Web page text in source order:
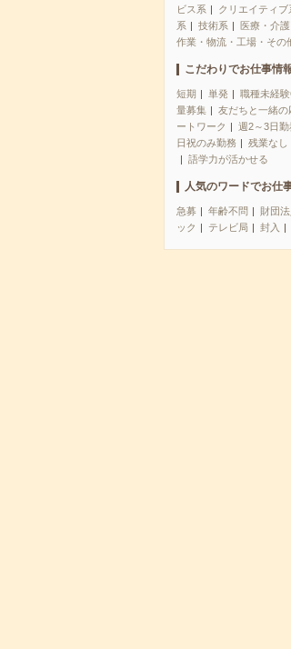
ビス系
クリエイティブ
系
技術系 医療・介
作業・物流・工場・その
こだわりでお仕事情
短期 単発 職種未経
量募集
友だちと一緒の
ートワーク
週2～3日勤
日祝のみ勤務
残業なし
語学力が活かせる
人気のワードでお仕
急募 年齢不問 財団法
ック
テレビ局 封入